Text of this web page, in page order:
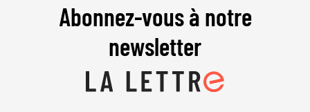
Abonnez-vous à notre
newsletter